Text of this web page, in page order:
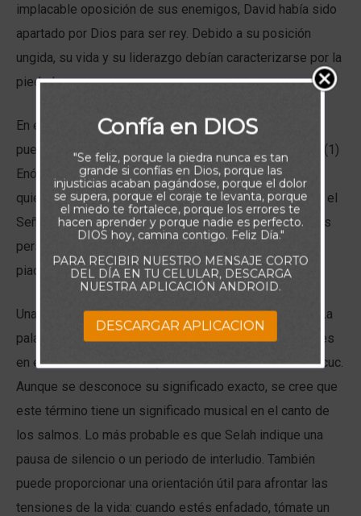
implacable oposición de sus enemigos, David había sido
apartado por Dios para ser rey. Debido a su posición
ungida, su vida y su liderazgo debían caracterizarse por la
piedad.
En el Salmo 4:4-5, David se dirigió a sí mismo y a su
pueblo un mandato cuádruple para vivir piadosamente: (1)
Enójate y no peques; (2) Medita en tu corazón y estate
quieto; (3) Ofrece sacrificios de justicia; y (4) Confía en el
Señor. ¡Qué profunda sabiduría para ayer y para hoy! Las
personas que sigan estas directrices vivirán vidas
piadosas y darán gloria a Dios.
Una palabra interesante es revelada en el versículo 4. La
palabra hebrea Selah aparece aquí y otras setenta veces
en el libro de los Salmos, así unas tres veces en Habacuc.
Aunque se desconoce su significado exacto, se cree que
este término tiene un significado musical en el canto de
los salmos. Lo más probable es que Selah indique una
pausa de silencio o un periodo de interludio. También
puede proporcionar una orientación útil para afrontar las
tensiones de la vida: cuando estés enfadado, tómate un
Confía en DIOS
"Se feliz, porque la piedra nunca es tan
grande si confías en Dios, porque las
injusticias acaban pagándose, porque el dolor
se supera, porque el coraje te levanta, porque
el miedo te fortalece, porque los errores te
hacen aprender y porque nadie es perfecto.
DIOS hoy, camina contigo. Feliz Día."
PARA RECIBIR NUESTRO MENSAJE CORTO
DEL DÍA EN TU CELULAR, DESCARGA
NUESTRA APLICACIÓN ANDROID.
DESCARGAR APLICACION